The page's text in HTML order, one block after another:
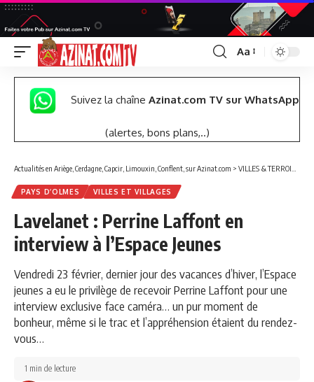
Font
Resizer
Aa
Suivez la chaîne Azinat.com TV sur WhatsApp
(alertes, bons plans,..)
Actualités en Ariège, Cerdagne, Capcir, Limouxin, Conflent, sur Azinat.com > VILLES & TERROIRS DES PYRÉNÉES EST
PAYS D’OLMES VILLES ET VILLAGES
Lavelanet : Perrine Laffont en
interview à l’Espace Jeunes
Vendredi 23 février, dernier jour des vacances d’hiver, l’Espace
jeunes a eu le privilège de recevoir Perrine Laffont pour une
interview exclusive face caméra… un pur moment de
bonheur, même si le trac et l’appréhension étaient du rendez-
vous…
1 min de lecture